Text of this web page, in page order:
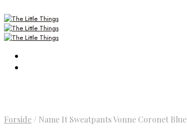
Forside / Name It Sweatpants Vonne Coronet Blue